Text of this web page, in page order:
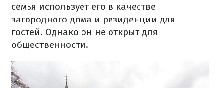
семья использует его в качестве
загородного дома и резиденции для
гостей. Однако он не открыт для
общественности.